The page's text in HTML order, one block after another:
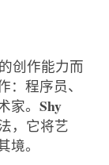
创作能力而
程序员、
。 Shy
，它将艺
。